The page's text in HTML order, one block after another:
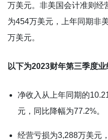
万美元。非美国会计准则经
为454万美元，上年同期非
万美元。
以下为2023财年第三季度业
净收入从上年同期的
元，同比降幅为77.2%。
经营亏损为3,288万美元